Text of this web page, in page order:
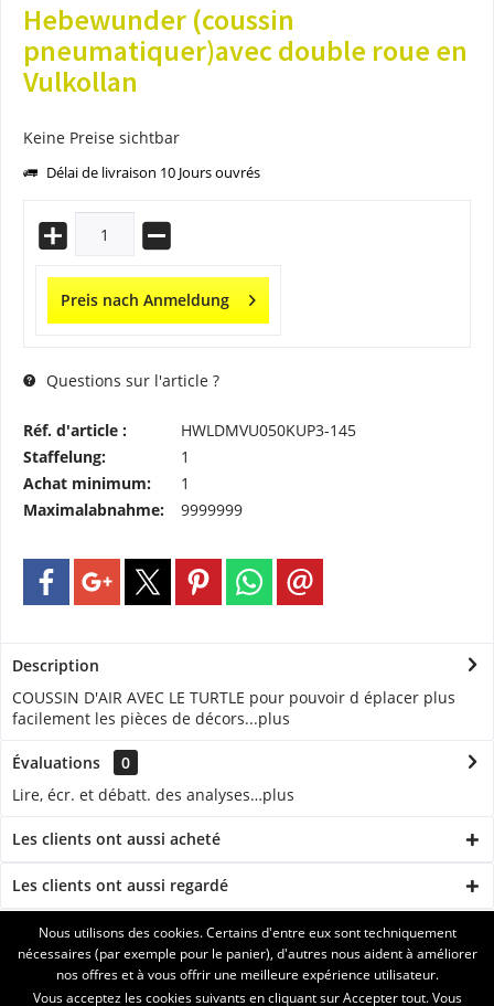
Hebewunder (coussin
pneumatiquer)avec double roue en
Vulkollan
Keine Preise sichtbar
Délai de livraison 10 Jours ouvrés
Preis nach Anmeldung
Questions sur l'article ?
Réf. d'article :
HWLDMVU050KUP3-145
Staffelung:
1
Achat minimum:
1
Maximalabnahme:
9999999
Description
COUSSIN D'AIR AVEC LE TURTLE pour pouvoir d éplacer plus
facilement les pièces de décors...plus
Évaluations
0
Lire, écr. et débatt. des analyses…plus
Les clients ont aussi acheté
Les clients ont aussi regardé
ASSISTANCE
SERVICE
Nous utilisons des cookies. Certains d'entre eux sont techniquement
nécessaires (par exemple pour le panier), d'autres nous aident à améliorer
nos offres et à vous offrir une meilleure expérience utilisateur.
Vous acceptez les cookies suivants en cliquant sur Accepter tout. Vous